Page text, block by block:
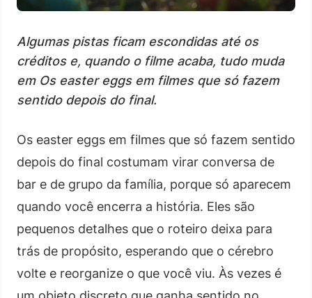
Algumas pistas ficam escondidas até os
créditos e, quando o filme acaba, tudo muda
em Os easter eggs em filmes que só fazem
sentido depois do final.
Os easter eggs em filmes que só fazem sentido
depois do final costumam virar conversa de
bar e de grupo da família, porque só aparecem
quando você encerra a história. Eles são
pequenos detalhes que o roteiro deixa para
trás de propósito, esperando que o cérebro
volte e reorganize o que você viu. Às vezes é